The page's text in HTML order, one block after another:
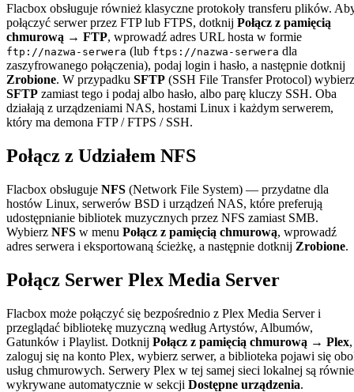
Flacbox obsługuje również klasyczne protokoły transferu plików.
połączyć serwer przez FTP lub FTPS, dotknij Połącz z pamięcią
chmurową → FTP, wprowadź adres URL hosta w formie
ftp://nazwa-serwera (lub ftps://nazwa-serwera dla
zaszyfrowanego połączenia), podaj login i hasło, a następnie dotknij
Zrobione. W przypadku SFTP (SSH File Transfer Protocol) wybierz
SFTP zamiast tego i podaj albo hasło, albo parę kluczy SSH. Oba
działają z urządzeniami NAS, hostami Linux i każdym serwerem,
który ma demona FTP / FTPS / SSH.
Połącz z Udziałem NFS
Flacbox obsługuje NFS (Network File System) — przydatne dla
hostów Linux, serwerów BSD i urządzeń NAS, które preferują
udostępnianie bibliotek muzycznych przez NFS zamiast SMB.
Wybierz NFS w menu Połącz z pamięcią chmurową, wprowadź
adres serwera i eksportowaną ścieżkę, a następnie dotknij Zrobione.
Połącz Serwer Plex Media Server
Flacbox może połączyć się bezpośrednio z Plex Media Server i
przeglądać bibliotekę muzyczną według Artystów, Albumów,
Gatunków i Playlist. Dotknij Połącz z pamięcią chmurową → Plex,
zaloguj się na konto Plex, wybierz serwer, a biblioteka pojawi się
usług chmurowych. Serwery Plex w tej samej sieci lokalnej są
wykrywane automatycznie w sekcji Dostępne urządzenia.